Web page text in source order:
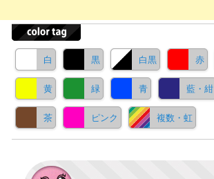
白 黒 白黒 赤
黄 緑 青 藍・紺
茶 ピンク 複数・虹